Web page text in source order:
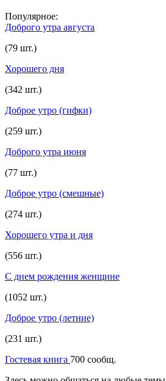
Популярное:
Доброго утра августа
(79 шт.)
Хорошего дня
(342 шт.)
Доброе утро (гифки)
(259 шт.)
Доброго утра июня
(77 шт.)
Доброе утро (смешные)
(274 шт.)
Хорошего утра и дня
(556 шт.)
С днем рождения женщине
(1052 шт.)
Доброе утро (летние)
(231 шт.)
Гостевая книга 700 сообщ.